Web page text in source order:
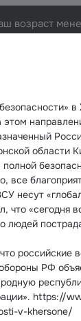
в
этом
области
полной
все
несут
что «сегодня
людей
РФ
https://
v-khersone/
возраст